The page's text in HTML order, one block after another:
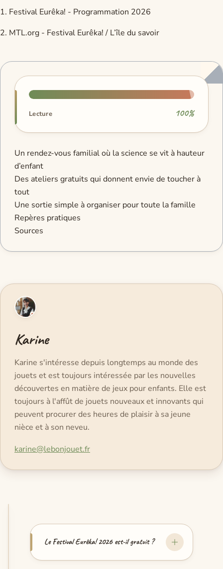
1. Festival Eurêka! - Programmation 2026
2. MTL.org - Festival Eurêka! / L’île du savoir
Progression de lecture
Lecture 100%
Un rendez-vous familial où la science se vit à hauteur
d’enfant
Des ateliers gratuits qui donnent envie de toucher à
tout
Une sortie simple à organiser pour toute la famille
Repères pratiques
Sources
Karine
Karine s'intéresse depuis longtemps au monde des
jouets et est toujours intéressée par les nouvelles
découvertes en matière de jeux pour enfants. Elle est
toujours à l'affût de jouets nouveaux et innovants qui
peuvent procurer des heures de plaisir à sa jeune
nièce et à son neveu.
karine@lebonjouet.fr
Le Festival Eurêka! 2026 est-il gratuit ?